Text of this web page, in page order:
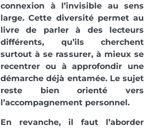
connexion à l’invisible au sens
large. Cette diversité permet au
livre de parler à des lecteurs
différents, qu’ils cherchent
surtout à se rassurer, à mieux se
recentrer ou à approfondir une
démarche déjà entamée. Le sujet
reste bien orienté vers
l’accompagnement personnel.
En revanche, il faut l’aborder